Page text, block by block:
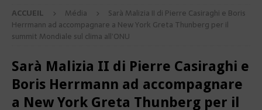
ACCUEIL Média
Sarà Malizia II di Pierre Casiraghi e Boris
Herrmann ad accompagnare a New York Greta Thunberg per il
summit Mondiale sul clima all’ONU
Sarà Malizia II di Pierre Casiraghi e
Boris Herrmann ad accompagnare
a New York Greta Thunberg per il